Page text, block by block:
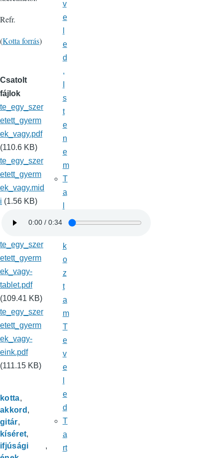
Refr.
(Kotta forrás)
Csatolt
fájlok
te_egy_szer
etett_gyerm
ek_vagy.pdf
(110.6 KB)
te_egy_szer
etett_gyerm
ek_vagy.mid
i (1.56 KB)
te_egy_szer
etett_gyerm
ek_vagy-
tablet.pdf
(109.41 KB)
te_egy_szer
etett_gyerm
ek_vagy-
eink.pdf
(111.15 KB)
kotta
akkord
gitár
kíséret
ifjúsági
v
e
e
d
,
s
t
e
n
e
m
T
a
k
o
z
t
a
m
T
e
v
e
e
d
T
a
rt